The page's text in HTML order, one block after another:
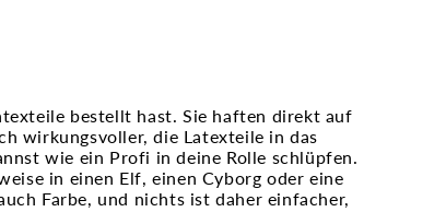
bestellt hast. Sie haften direkt auf
wirkungsvoller, die Latexteile in das
wie ein Profi in deine Rolle schlüpfen.
in einen Elf, einen Cyborg oder eine
Farbe, und nichts ist daher einfacher,